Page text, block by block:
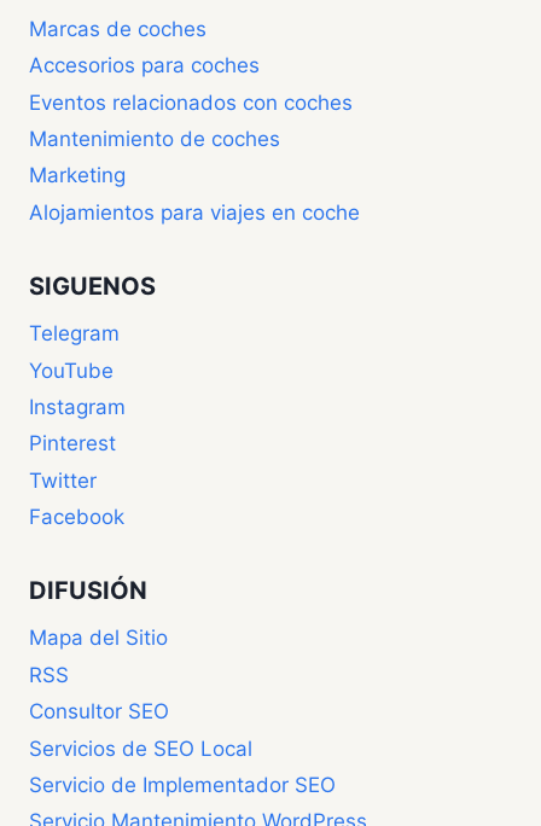
Marcas de coches
Accesorios para coches
Eventos relacionados con coches
Mantenimiento de coches
Marketing
Alojamientos para viajes en coche
SIGUENOS
Telegram
YouTube
Instagram
Pinterest
Twitter
Facebook
DIFUSIÓN
Mapa del Sitio
RSS
Consultor SEO
Servicios de SEO Local
Servicio de Implementador SEO